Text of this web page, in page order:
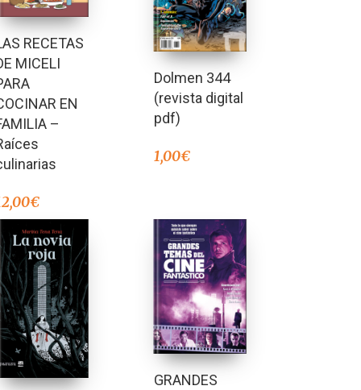
RECETAS
MICELI
EN
–
€
Dolmen 344
(revista digital
pdf)
1,00€
GRANDES